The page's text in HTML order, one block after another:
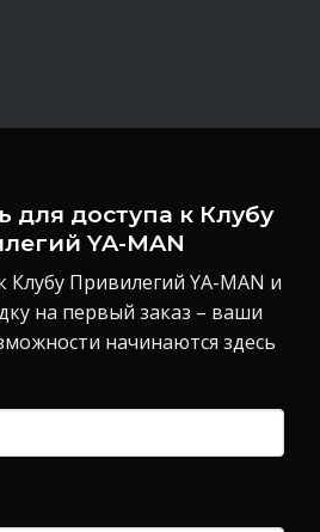
доступа к Клубу
YA-MAN
Клубу Привилегий YA-MAN и
на первый заказ – ваши
начинаются здесь